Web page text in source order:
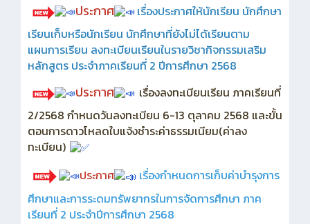
ประกาศ
เรื่องประกาศให้นักเรียน นักศึกษา
เรียนเก็บหรือนักเรียน นักศึกษาที่ยังไม่ได้เรียนตาม
แผนการเรียน ลงทะเบียนเรียนในรายวิชากิจกรรมเสริม
หลักสูตร ประจำภาคเรียนที่ 2 ปีการศึกษา 2568
ประกาศ
เรื่องลงทะเบียนเรียน ภาคเรียนที่
2/2568 กำหนดวันลงทะเบียน 6-13 ตุลาคม 2568 และขั้น
ตอนการดาวโหลดใบแจ้งชำระค่าธรรมเนียม(ค่าลง
ทะเบียน)
ประกาศ
เรื่องกำหนดการเก็บค่าบำรุงการ
ศึกษาและการระดมทรัพยากรในการจัดการศึกษา ภาค
เรียนที่ 2 ประจำปีการศึกษา 2568